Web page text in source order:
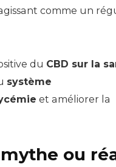
comme un
du CBD sur la
système
et améliorer la
ou